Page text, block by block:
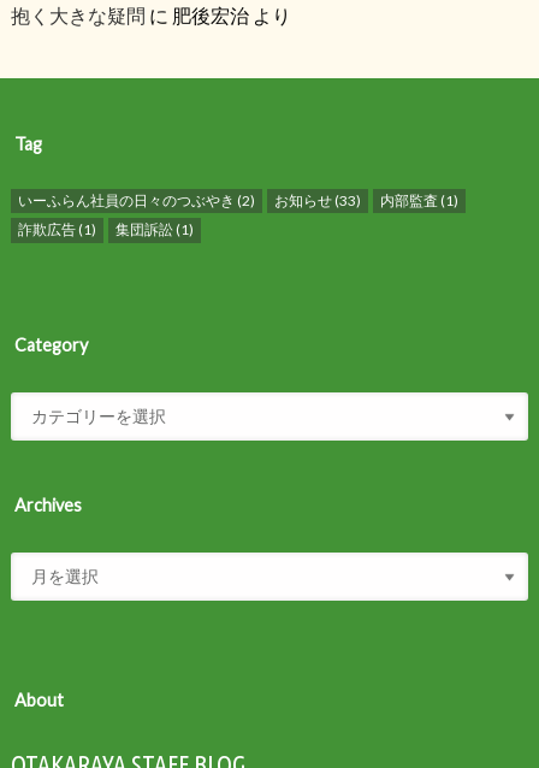
抱く大きな疑問 に 肥後宏治より
Tag
いーふらん社員の日々のつぶやき (2) お知らせ(33) 内部監査 (1)
詐欺広告(1) 集団訴訟(1)
Category
Archives
About